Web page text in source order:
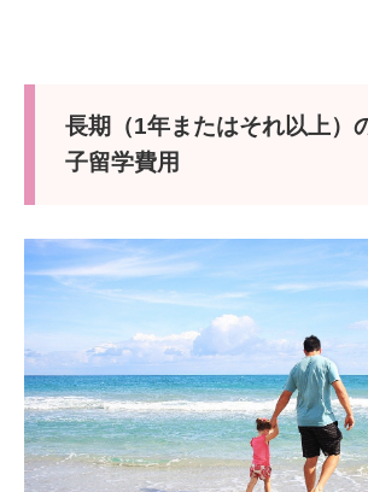
長期（1年またはそれ以上）
子留学費用